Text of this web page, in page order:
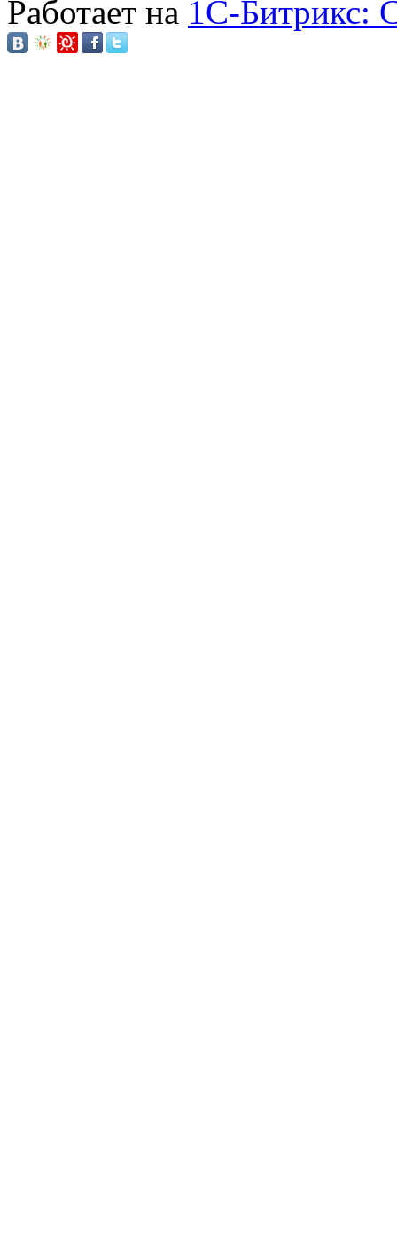
Работает на 1C-Битрикс: